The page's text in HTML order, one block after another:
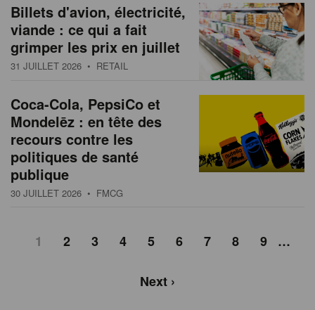
Billets d'avion, électricité,
viande : ce qui a fait
grimper les prix en juillet
31 JUILLET 2026 • RETAIL
Coca-Cola, PepsiCo et
Mondelēz : en tête des
recours contre les
politiques de santé
publique
30 JUILLET 2026 • FMCG
1 2 3 4 5 6 7 8 9 …
Next ›